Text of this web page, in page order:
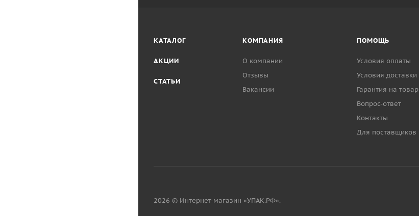
КАТАЛОГ
АКЦИИ
СТАТЬИ
КОМПАНИЯ
О компании
Отзывы
Вакансии
ПОМОЩЬ
Условия оплаты
Условия доставки
Гарантия на товар
Вопрос-ответ
Контакты
Для поставщиков
2026 © Интернет-магазин «УПАК.РФ».